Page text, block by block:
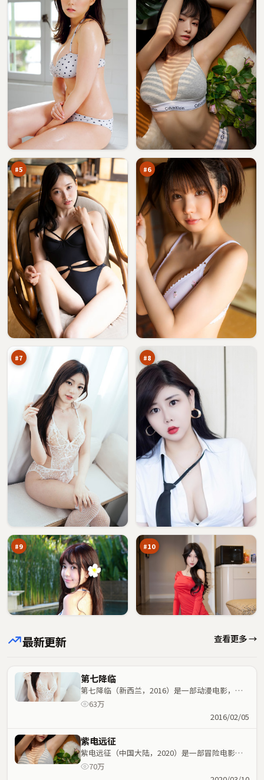
#5
列
车
94
万
#6
南
港
暗
涌
93
万
#7
终
局
路
书
93
万
#8
银
笔
记
92
万
#9
观
者
万
#10
空
计
时
万
最新更新 查看更多 →
第七降临
第七降临（新西兰，2016）是一部动漫电影，张
艺谋执导，裴斗娜、巩俐等主演；动漫元素与人物
63万
2016/02/05
紫电远征
紫电远征（中国大陆，2020）是一部冒险电影，
宁浩执导，裴斗娜、张家辉等主演；冒险元素与人
70万